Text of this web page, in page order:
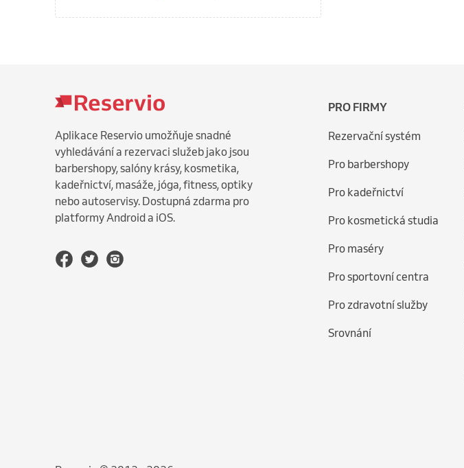
Aplikace Reservio umožňuje snadné
vyhledávání a rezervaci služeb jako jsou
barbershopy, salóny krásy, kosmetika,
kadeřnictví, masáže, jóga, fitness, optiky
nebo autoservisy. Dostupná zdarma pro
platformy Android a iOS.
PRO FIRMY
Rezervační systém
Pro barbershopy
Pro kadeřnictví
Pro kosmetická studia
Pro maséry
Pro sportovní centra
Pro zdravotní služby
Srovnání